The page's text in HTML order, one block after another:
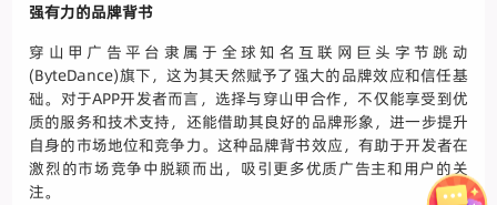
强有力的品牌背书
穿山甲广告平台隶属于全球知名互联网巨头字节跳动
(ByteDance)旗下，这为其天然赋予了强大的品牌效应和信任基
础。对于APP开发者而言，选择与穿山甲合作，不仅能享受到优
质的服务和技术支持，还能借助其良好的品牌形象，进一步提升
自身的市场地位和竞争力。这种品牌背书效应，有助于开发者在
激烈的市场竞争中脱颖而出，吸引更多优质广告主和用户的关
注。